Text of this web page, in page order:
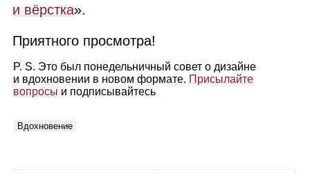
и вёрстка».
Приятного просмотра!
P. S. Это был понедельничный совет о дизайне
и вдохновении в новом формате. Присылайте
вопросы и подписывайтесь
Вдохновение